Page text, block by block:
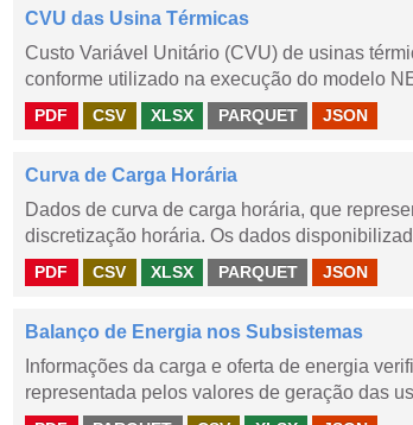
CVU das Usina Térmicas
Custo Variável Unitário (CVU) de usinas
conforme utilizado na execução do modelo
PDF CSV XLSX PARQUET JSON
Curva de Carga Horária
Dados de curva de carga horária, que
discretização horária. Os dados
PDF CSV XLSX PARQUET JSON
Balanço de Energia nos Subsistemas
Informações da carga e oferta de energia
representada pelos valores de geração das